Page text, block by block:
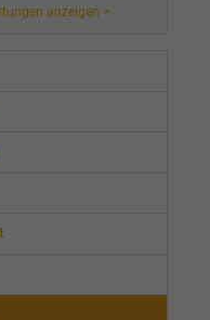
anzeigen >